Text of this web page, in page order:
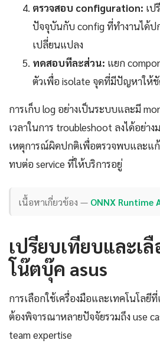
ตรวจสอบ configuration: เป
ปัจจุบันกับ config ที่ทำงานได้ป
เปลี่ยนแปลง
ทดสอบทีละส่วน: แยก
ตัวเพื่อ isolate จุดที่มีปัญหาให้
การเก็บ log อย่างเป็นระบบและมี
เวลาในการ troubleshoot ลงได้อย่า
เหตุการณ์ผิดปกติเพื่อตรวจพบและแ
ทบต่อ service ที่ให้บริการอยู่
เนื้อหาเกี่ยวข้อง — ONNX
เปรียบเทียบและเ
โน๊ตบุ๊ค asus
การเลือกใช้เครื่องมือและเทคโนโลยี
ต้องพิจารณาหลายปัจจัยรวมถึง use
team expertise